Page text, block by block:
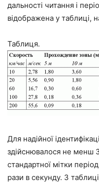
дальності читання і
відображена у таблиці,
Таблиця.
Для надійної
здійснювалося не менш
стандартної мітки
рази в секунду. З